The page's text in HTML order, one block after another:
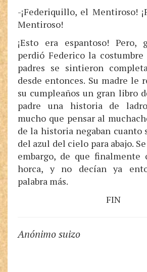
-¡Federiquillo, el Mentiroso!
Mentiroso!
¡Esto era espantoso! Pero,
perdió Federico la costumbre
padres se sintieron
desde entonces. Su madre le
su cumpleaños un gran libro
padre una historia de
mucho que pensar al
de la historia negaban cuanto
del azul del cielo para abajo.
embargo, de que finalmente
horca, y no decían ya
palabra más.
FIN
Anónimo suizo